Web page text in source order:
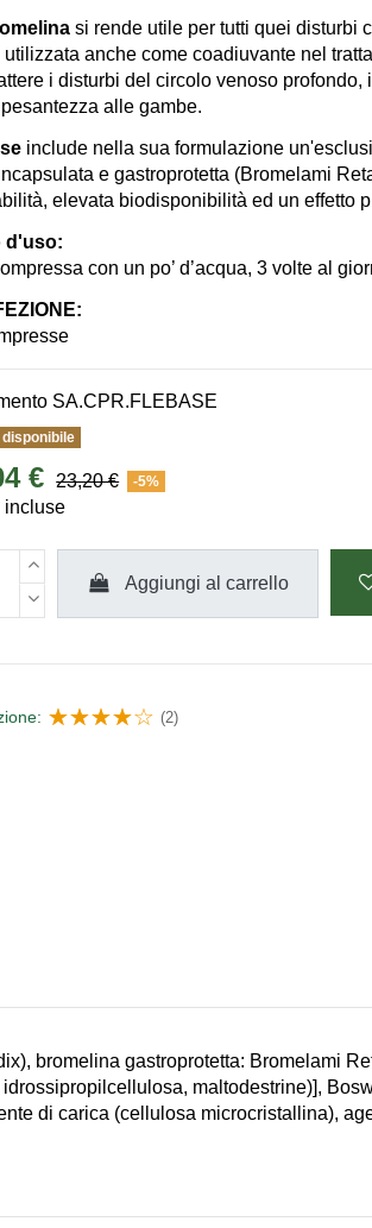
si rende utile per tutti quei disturbi
anche come coadiuvante nel
i disturbi del circolo venoso
alle gambe.
include nella sua formulazione
e gastroprotetta (Bromelami
elevata biodisponibilità ed un effetto
d'uso:
con un po’ d’acqua, 3 volte al
SA.CPR.FLEBASE
€ 23,20 € -5%
incluse
Aggiungi al carrello
(2)
bromelina gastroprotetta: Bromelami
maltodestrine)],
di carica (cellulosa microcristallina),